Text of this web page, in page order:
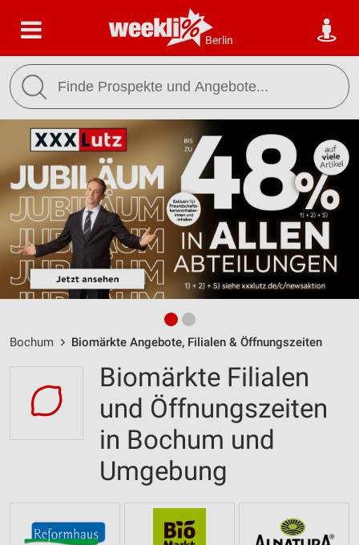
Berlin
Bochum Biomärkte Angebote, Filialen & Öffnungszeiten
Biomärkte Filialen
und Öffnungszeiten
in Bochum und
Umgebung